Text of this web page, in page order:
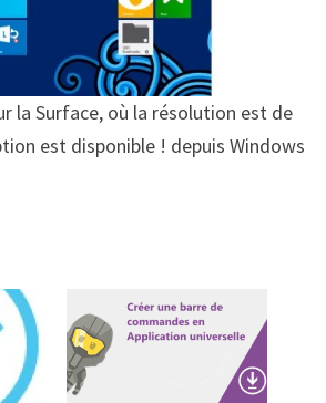
la Surface, où la résolution est de
est disponible ! depuis Windows